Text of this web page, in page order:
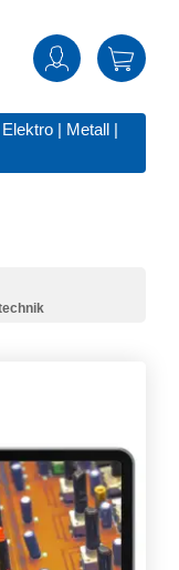
Elektro | Metall |